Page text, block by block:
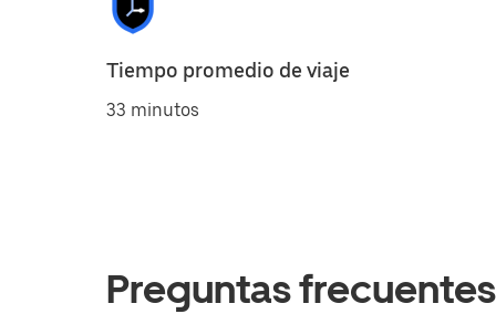
Tiempo promedio de viaje
33 minutos
Preguntas frecuentes